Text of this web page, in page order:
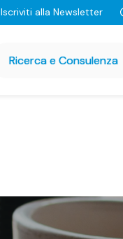
Iscriviti alla Newsletter
Ricerca e Consulenza